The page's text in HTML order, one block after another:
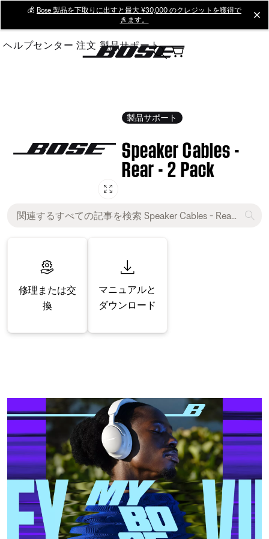
Main
💰 Bose 製品を下取りに出すと最大 ¥30,000 のクレジットを獲得で
きます。
ヘルプセンター 注文 製品サポート
製品サポート
Speaker Cables -
Rear - 2 Pack
修理または交
換
マニュアルと
ダウンロード